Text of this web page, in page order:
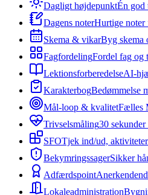
Dagligt højdepunktÉn god
Dagens noterHurtige noter
Skema & vikarByg skema
FagfordelingFordel fag og
LektionsforberedelseAI-
KarakterbogBedømmelse
Mål-loop & kvalitetFælles
Trivselsmåling30
SFOTjek ind/ud,
BekymringssagerSikker
Adfærdspoint
Lokaleadministration